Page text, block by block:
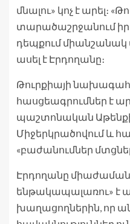
մնալու» կոչ է արել։
տարածաշրջանում
դեպքում
ասել է Էրդողանը։
Թուրքիայի
հասցեագրումներ է
պաշտոնական
Միջերկրածովում և
«բաժանումներ
Էրդողանը
ենթակապալառու» է
խաղացողներին, որ